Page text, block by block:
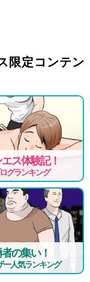
限定コンテン
ス体験記！
グランキング
の集い！
ー人気ランキング